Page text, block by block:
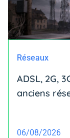
Réseaux
ADSL, 2G,
anciens
06/08/2026